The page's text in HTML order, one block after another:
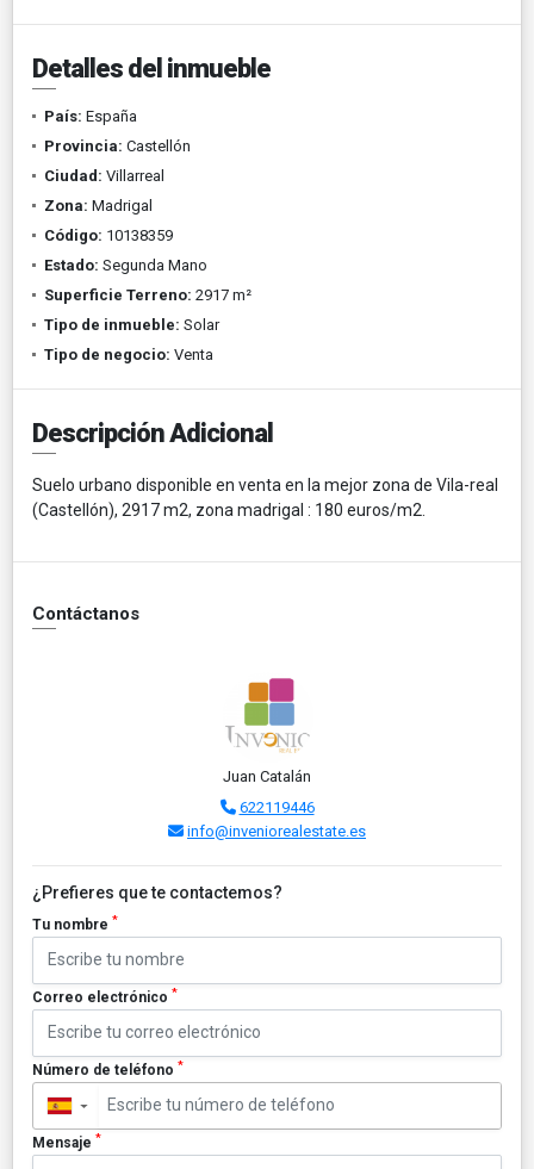
Detalles del inmueble
País: España
Provincia: Castellón
Ciudad: Villarreal
Zona: Madrigal
Código: 10138359
Estado: Segunda Mano
Superficie Terreno: 2917 m²
Tipo de inmueble: Solar
Tipo de negocio: Venta
Descripción Adicional
Suelo urbano disponible en venta en la mejor zona de Vila-real
(Castellón), 2917 m2, zona madrigal : 180 euros/m2.
Contáctanos
Juan Catalán
622119446
info@inveniorealestate.es
¿Prefieres que te contactemos?
Tu nombre *
Correo electrónico *
Número de teléfono *
▼
Mensaje *